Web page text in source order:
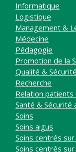
Informatique
Logistique
Management &
Médecine
Pédagogie
Promotion de la
Qualité &
Recherche
Relation
Santé & Sécurité
Soins
Soins aigus
Soins centrés
Soins centrés